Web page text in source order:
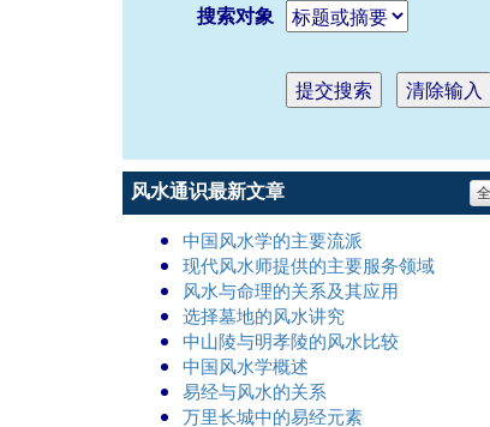
搜索对象
风水通识最新文章
中国风水学的主要流派
现代风水师提供的主要服务领域
风水与命理的关系及其应用
选择墓地的风水讲究
中山陵与明孝陵的风水比较
中国风水学概述
易经与风水的关系
万里长城中的易经元素